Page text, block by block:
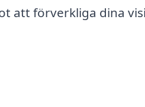
att förverkliga dina